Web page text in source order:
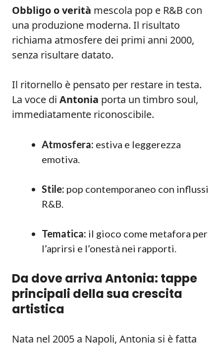
Obbligo o verità mescola pop e R&B con
una produzione moderna. Il risultato
richiama atmosfere dei primi anni 2000,
senza risultare datato.
Il ritornello è pensato per restare in testa.
La voce di Antonia porta un timbro soul,
immediatamente riconoscibile.
Atmosfera: estiva e leggerezza
emotiva.
Stile: pop contemporaneo con influssi
R&B.
Tematica: il gioco come metafora per
l’aprirsi e l’onestà nei rapporti.
Da dove arriva Antonia: tappe
principali della sua crescita
artistica
Nata nel 2005 a Napoli, Antonia si è fatta